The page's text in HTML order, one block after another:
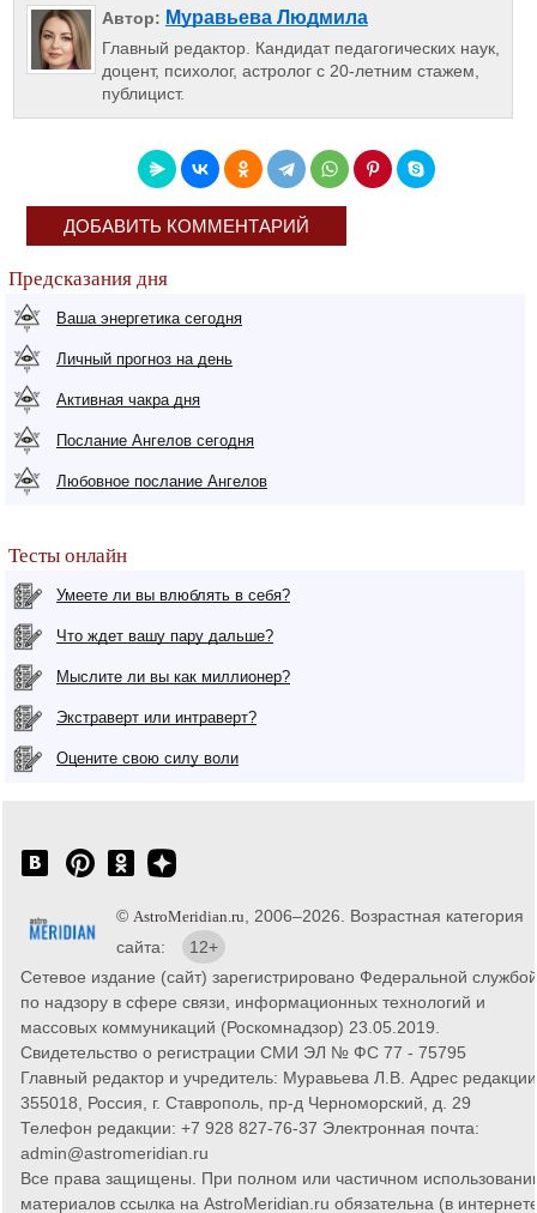
Автор: Муравьева Людмила
Главный редактор. Кандидат педагогических наук,
доцент, психолог, астролог с 20-летним стажем,
публицист.
ДОБАВИТЬ КОММЕНТАРИЙ
Предсказания дня
Ваша энергетика сегодня
Личный прогноз на день
Активная чакра дня
Послание Ангелов сегодня
Любовное послание Ангелов
Тесты онлайн
Умеете ли вы влюблять в себя?
Что ждет вашу пару дальше?
Мыслите ли вы как миллионер?
Экстраверт или интраверт?
Оцените свою силу воли
© AstroMeridian.ru , 2006–2026. Возрастная категория
сайта:
12+
Сетевое издание (сайт) зарегистрировано Федеральной службой
по надзору в сфере связи, информационных технологий и
массовых коммуникаций (Роскомнадзор) 23.05.2019.
Свидетельство о регистрации СМИ ЭЛ № ФС 77 - 75795
Главный редактор и учредитель: Муравьева Л.В. Адрес
355018, Россия, г. Ставрополь, пр-д Черноморский, д. 29
Телефон редакции: +7 928 827-76-37 Электронная почта:
admin@astromeridian.ru
Все права защищены. При полном или частичном
материалов ссылка на AstroMeridian.ru обязательна (в